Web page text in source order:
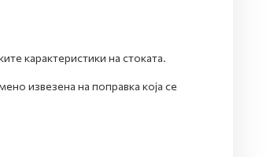
карактеристики на стоката.
извезена на поправка која се